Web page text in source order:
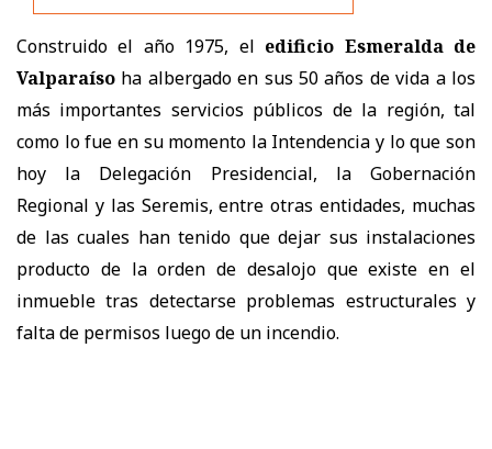
Construido el año 1975, el edificio Esmeralda de
Valparaíso ha albergado en sus 50 años de vida a los
más importantes servicios públicos de la región, tal
como lo fue en su momento la Intendencia y lo que son
hoy la Delegación Presidencial, la Gobernación
Regional y las Seremis, entre otras entidades, muchas
de las cuales han tenido que dejar sus instalaciones
producto de la orden de desalojo que existe en el
inmueble tras detectarse problemas estructurales y
falta de permisos luego de un incendio.